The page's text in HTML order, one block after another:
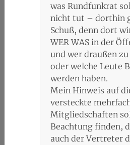
was Rundfunkrat
nicht tut – dorthin
Schuß, denn dort
WER WAS in der
und wer draußen
oder welche Leute
werden haben.
Mein Hinweis auf
versteckte
Mitgliedschaften
Beachtung finden,
auch der Vertreter